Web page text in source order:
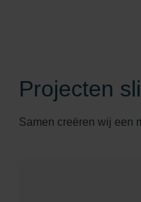
Projecten
Samen creëren wij een